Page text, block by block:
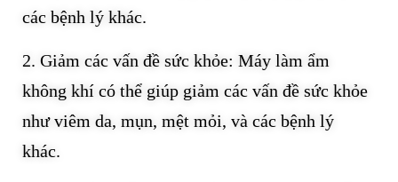
các bệnh lý khác.
2. Giảm các vấn đề sức khỏe: Máy làm ẩm
không khí có thể giúp giảm các vấn đề sức khỏe
như viêm da, mụn, mệt mỏi, và các bệnh lý
khác.